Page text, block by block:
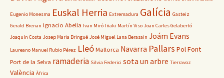
Eugenio Monesma Euskal Herria Extremadura Galícia Gasteiz
Gerald Brenan Ignacio Abella Ivan Miró Iñaki Martín Viso Joan Carles Gelabertó
Joaquín Costa Josep Maria Bringué José Miguel Lana Berasain Joám Evans
Laureano Manuel Rubio Pérez Lleó Mallorca Navarra Pallars Pol Font
Port de la Selva ramaderia Silvia Federici sota un arbre Tierravoz
València Àfrica